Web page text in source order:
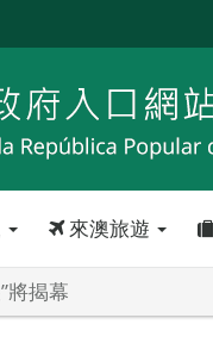
來澳旅遊
將揭幕